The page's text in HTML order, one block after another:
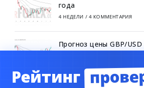
года
4 НЕДЕЛИ / 4 КОММЕНТАРИЯ
Прогноз цены GBP/
Рейтинг